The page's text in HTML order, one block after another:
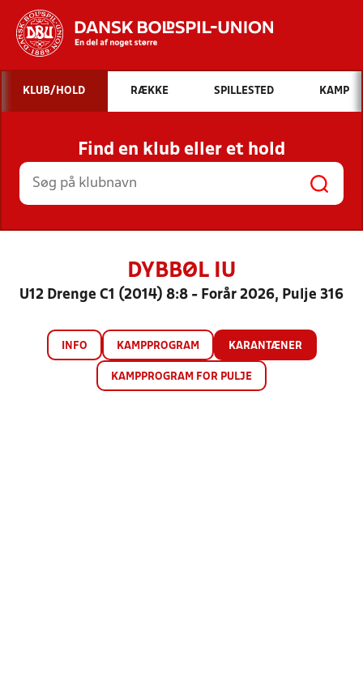
Hvad vil du søge efter?
INDHOLD OG NYHEDER
STILLINGER, RESULTATER, KLUBBER OG
HOLD
KLUB/HOLD RÆKKE SPILLESTED KAMP
Find en klub eller et hold
DYBBØL IU
U12 Drenge C1 (2014) 8:8 - Forår 2026, Pulje 316
INFO KAMPPROGRAM KARANTÆNER
KAMPPROGRAM FOR PULJE